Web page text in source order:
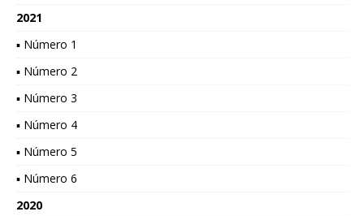
2021
▪ Número 1
▪ Número 2
▪ Número 3
▪ Número 4
▪ Número 5
▪ Número 6
2020